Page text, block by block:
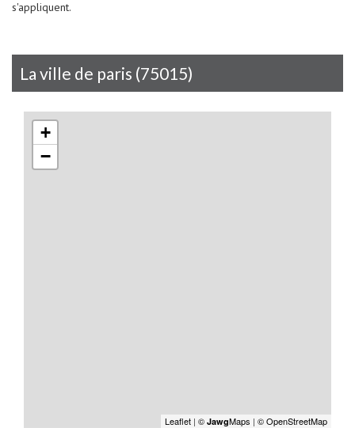
s'appliquent.
la ville de paris (75015)
+
−
Leaflet | © JawgMaps | © OpenStreetMap